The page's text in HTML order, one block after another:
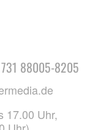
88005-8205
17.00 Uhr,